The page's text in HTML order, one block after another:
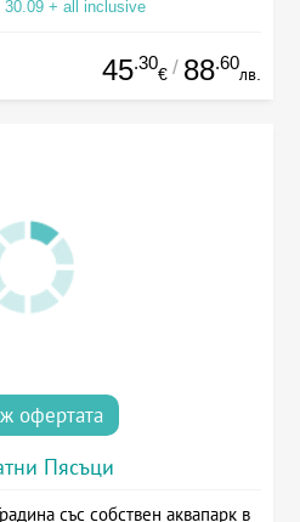
30.09 + all inclusive
45.30
€ / 88.60
лв.
офертата
Пясъци
със собствен аквапарк в